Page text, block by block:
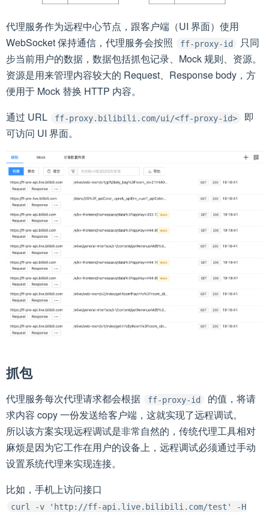
代理服务作为远程中心节点，跟客户端（UI 界面）使用
WebSocket 保持通信，代理服务会按照
ff-proxy-id
只同
步当前用户的数据，数据包括抓包记录、Mock 规则、资源。
资源是用来管理内容较大的 Request、Response body，方
便用于 Mock 替换 HTTP 内容。
通过 URL
ff-proxy.bilibili.com/ui/<ff-proxy-id>
即
可访问 UI 界面。
抓包
代理服务每次代理请求都会根据 ff-proxy-id
的值，将请
求内容 copy 一份发送给客户端，这就实现了远程调试。
所以该方案实现远程调试是非常自然的，传统代理工具相对
麻烦是因为它工作在用户的设备上，远程调试必须通过手动
设置系统代理来实现连接。
比如，手机上访问接口
curl -v 'http://ff-api.live.bilibili.com/test' -H